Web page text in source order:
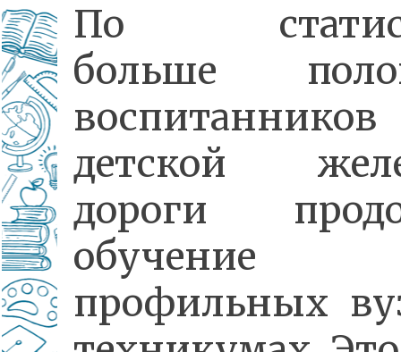
По
больше
воспитанников
детской
дороги
профильных